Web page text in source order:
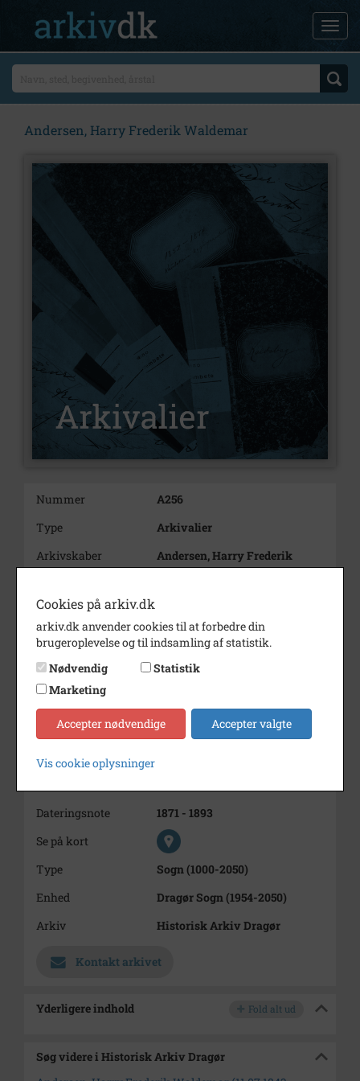
Andersen, Harry Frederik Waldemar
Nummer
A256
Type
Arkivalier
Arkivskaber
Andersen, Harry Frederik
Waldemar
Beskrivelse
Dragør
Bemærkning
Ansat ved Dragør Lodseri fra
den 1. december
Søn af John Andersen og
Susanne Hansen.
Gift med Caroline Birgitte
Dateringsnote
1871 - 1893
Se på kort
Type
Sogn (1000-2050)
Enhed
Dragør Sogn (1954-2050)
Arkiv
Historisk Arkiv Dragør
Kontakt arkivet
Yderligere indhold Fold alt ud
Søg videre i Historisk Arkiv Dragør
Cookies på arkiv.dk
arkiv.dk anvender cookies til at forbedre din
brugeroplevelse og til indsamling af statistik.
Nødvendig
Statistik
Marketing
Accepter nødvendige Accepter valgte
Vis cookie oplysninger